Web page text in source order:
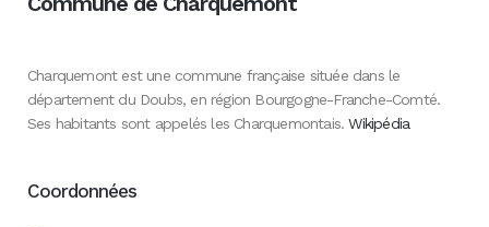
Charquemont est une commune française située dans le
département du Doubs, en région Bourgogne-Franche-Comté.
Ses habitants sont appelés les Charquemontais.Wikipédia
Coordonnées